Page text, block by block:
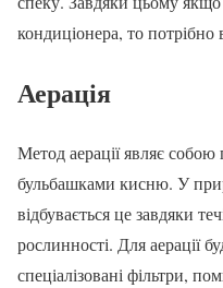
кондиціонера, то потрібно
Аерація
Метод аерації являє
бульбашками кисню. У
відбувається це завдяки
рослинності. Для аерації
спеціалізовані фільтри,